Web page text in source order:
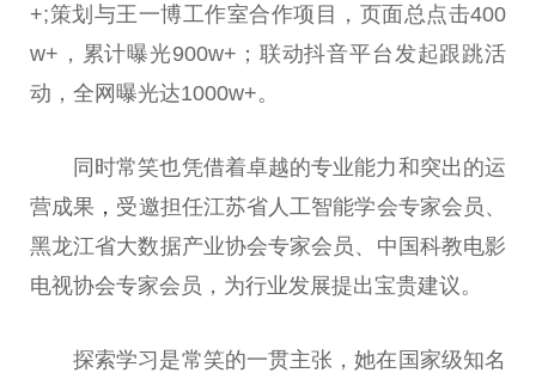
+;策划与王一博工作室合作项目，页面总 点击400
w+，累计曝光900w+；联动抖音平台 发起跟跳活
动，全网曝光达1000w+。
同时常笑也凭借着卓越的专业能力和突出的运
营成果 ， 受邀担任江苏省人工智能学会专家会员、
黑龙江省大数据产业协会专家会员、 中国科教电影
电视协会专家会员，为行业发展提出宝贵建议。
探索学习是常笑的一贯主张，她在 国家级知名